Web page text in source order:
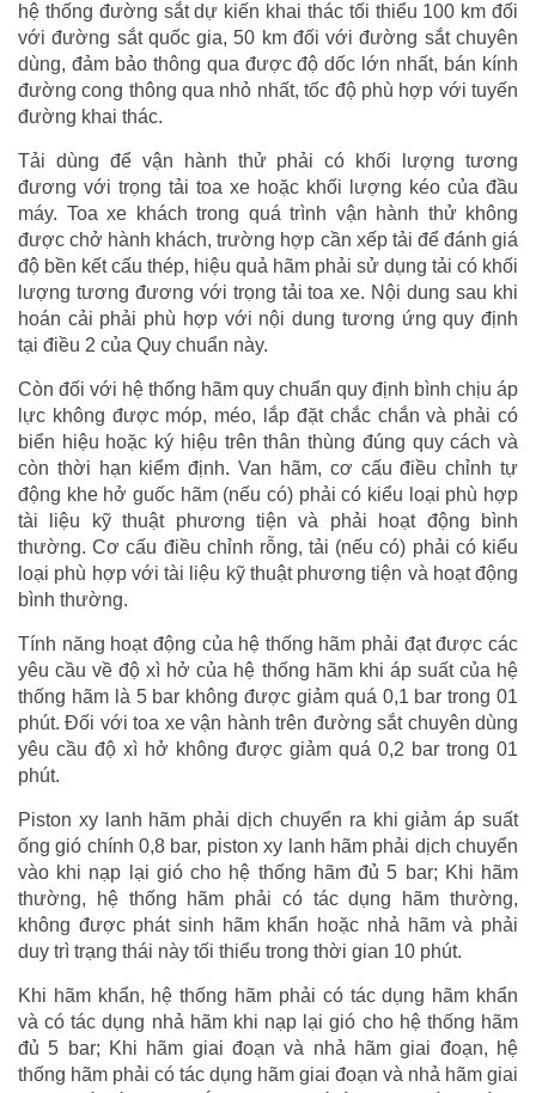
hệ thống đường sắt dự kiến khai thác tối thiểu 100 km đối
với đường sắt quốc gia, 50 km đối với đường sắt chuyên
dùng, đảm bảo thông qua được độ dốc lớn nhất, bán kính
đường cong thông qua nhỏ nhất, tốc độ phù hợp với tuyến
đường khai thác.
Tải dùng để vận hành thử phải có khối lượng tương
đương với trọng tải toa xe hoặc khối lượng kéo của đầu
máy. Toa xe khách trong quá trình vận hành thử không
được chở hành khách, trường hợp cần xếp tải để đánh giá
độ bền kết cấu thép, hiệu quả hãm phải sử dụng tải có khối
lượng tương đương với trọng tải toa xe. Nội dung sau khi
hoán cải phải phù hợp với nội dung tương ứng quy định
tại điều 2 của Quy chuẩn này.
Còn đối với hệ thống hãm quy chuẩn quy định bình chịu áp
lực không được móp, méo, lắp đặt chắc chắn và phải có
biển hiệu hoặc ký hiệu trên thân thùng đúng quy cách và
còn thời hạn kiểm định. Van hãm, cơ cấu điều chỉnh tự
động khe hở guốc hãm (nếu có) phải có kiểu loại phù hợp
tài liệu kỹ thuật phương tiện và phải hoạt động bình
thường. Cơ cấu điều chỉnh rỗng, tải (nếu có) phải có kiểu
loại phù hợp với tài liệu kỹ thuật phương tiện và hoạt động
bình thường.
Tính năng hoạt động của hệ thống hãm phải đạt được các
yêu cầu về độ xì hở của hệ thống hãm khi áp suất của hệ
thống hãm là 5 bar không được giảm quá 0,1 bar trong 01
phút. Đối với toa xe vận hành trên đường sắt chuyên dùng
yêu cầu độ xì hở không được giảm quá 0,2 bar trong 01
phút.
Piston xy lanh hãm phải dịch chuyển ra khi giảm áp suất
ống gió chính 0,8 bar, piston xy lanh hãm phải dịch chuyển
vào khi nạp lại gió cho hệ thống hãm đủ 5 bar; Khi hãm
thường, hệ thống hãm phải có tác dụng hãm thường,
không được phát sinh hãm khẩn hoặc nhả hãm và phải
duy trì trạng thái này tối thiểu trong thời gian 10 phút.
Khi hãm khẩn, hệ thống hãm phải có tác dụng hãm khẩn
và có tác dụng nhả hãm khi nạp lại gió cho hệ thống hãm
đủ 5 bar; Khi hãm giai đoạn và nhả hãm giai đoạn, hệ
thống hãm phải có tác dụng hãm giai đoạn và nhả hãm giai